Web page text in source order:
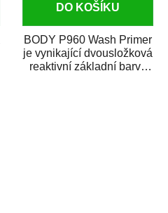
DO KOŠÍKU
BODY P960 Wash Primer
je vynikající dvousložková
reaktivní základní barva